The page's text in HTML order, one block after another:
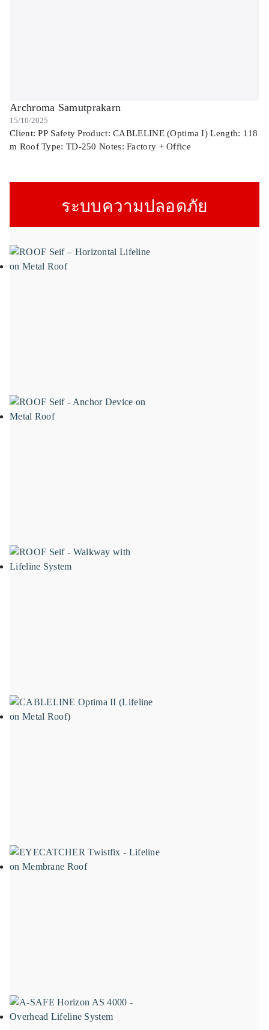
Archroma Samutprakarn
15/10/2025
Client: PP Safety Product: CABLELINE (Optima I) Length: 118
m Roof Type: TD-250 Notes: Factory + Office
ระบบความปลอดภัย